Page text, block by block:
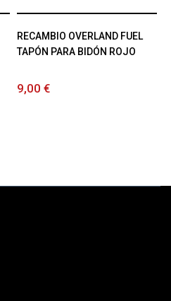
RECAMBIO OVERLAND FUEL
TAPÓN PARA BIDÓN ROJO
9,00 €